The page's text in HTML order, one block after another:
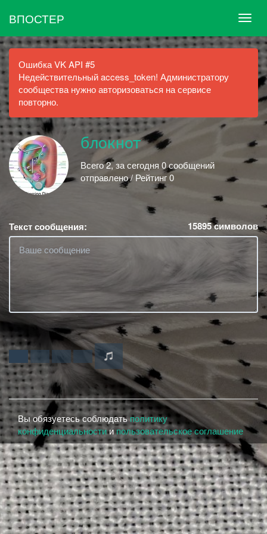
ВПОСТЕР
Ошибка VK API #5
Недействительный access_token! Администратору
сообщества нужно авторизоваться на сервисе
повторно.
блокнот
Всего 2, за сегодня 0 сообщений
отправлено / Рейтинг 0
Текст сообщения: 15895символов
Вы обязуетесь соблюдатьполитику
конфиденциальностиипользовательское соглашение